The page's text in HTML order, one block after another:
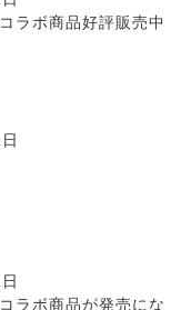
ラボ商品好評販売中
ラボ商品が発売にな